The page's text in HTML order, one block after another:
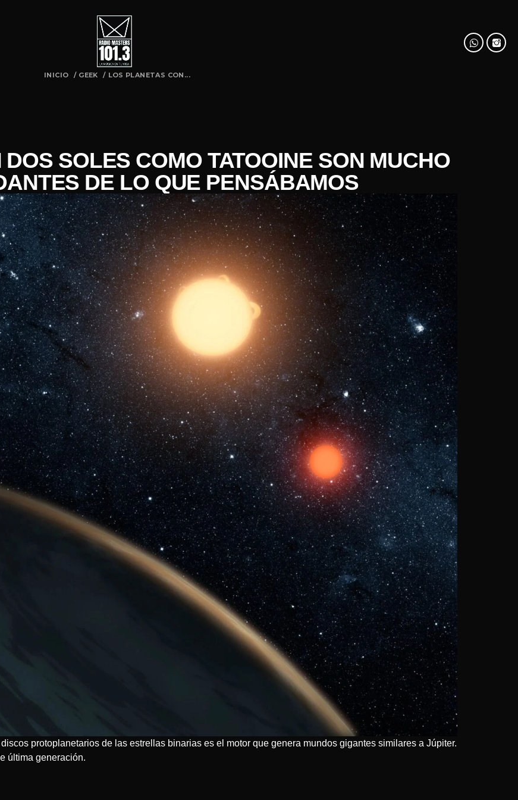
INICIO / GEEK / LOS PLANETAS CON...
SOLES COMO TATOOINE SON MUCHO
DE LO QUE PENSÁBAMOS
protoplanetarios de las estrellas binarias es el motor que genera mundos gigantes similares a Júpiter.
última generación.